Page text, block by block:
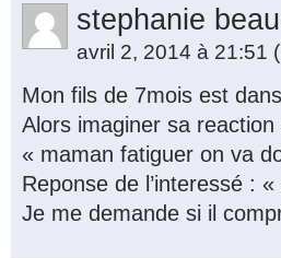
stephanie
avril 2, 2014 à 21:51
Mon fils de 7mois est
Alors imaginer sa
« maman fatiguer on va
Reponse de l’interessé :
Je me demande si il